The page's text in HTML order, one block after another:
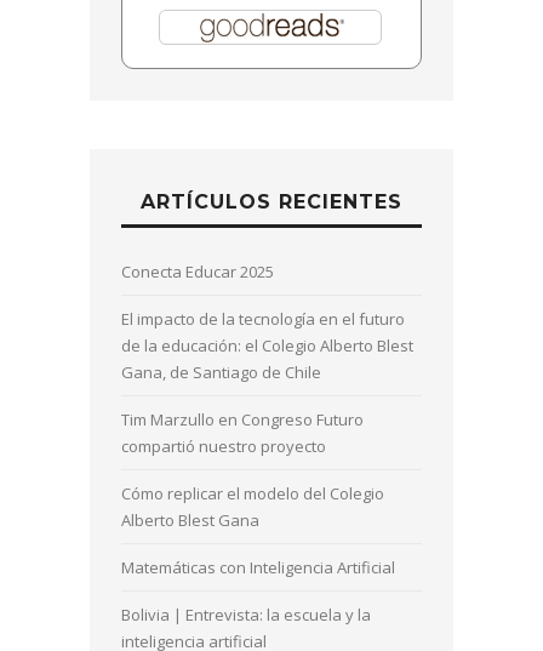
ARTÍCULOS RECIENTES
Conecta Educar 2025
El impacto de la tecnología en el futuro
de la educación: el Colegio Alberto Blest
Gana, de Santiago de Chile
Tim Marzullo en Congreso Futuro
compartió nuestro proyecto
Cómo replicar el modelo del Colegio
Alberto Blest Gana
Matemáticas con Inteligencia Artificial
Bolivia | Entrevista: la escuela y la
inteligencia artificial